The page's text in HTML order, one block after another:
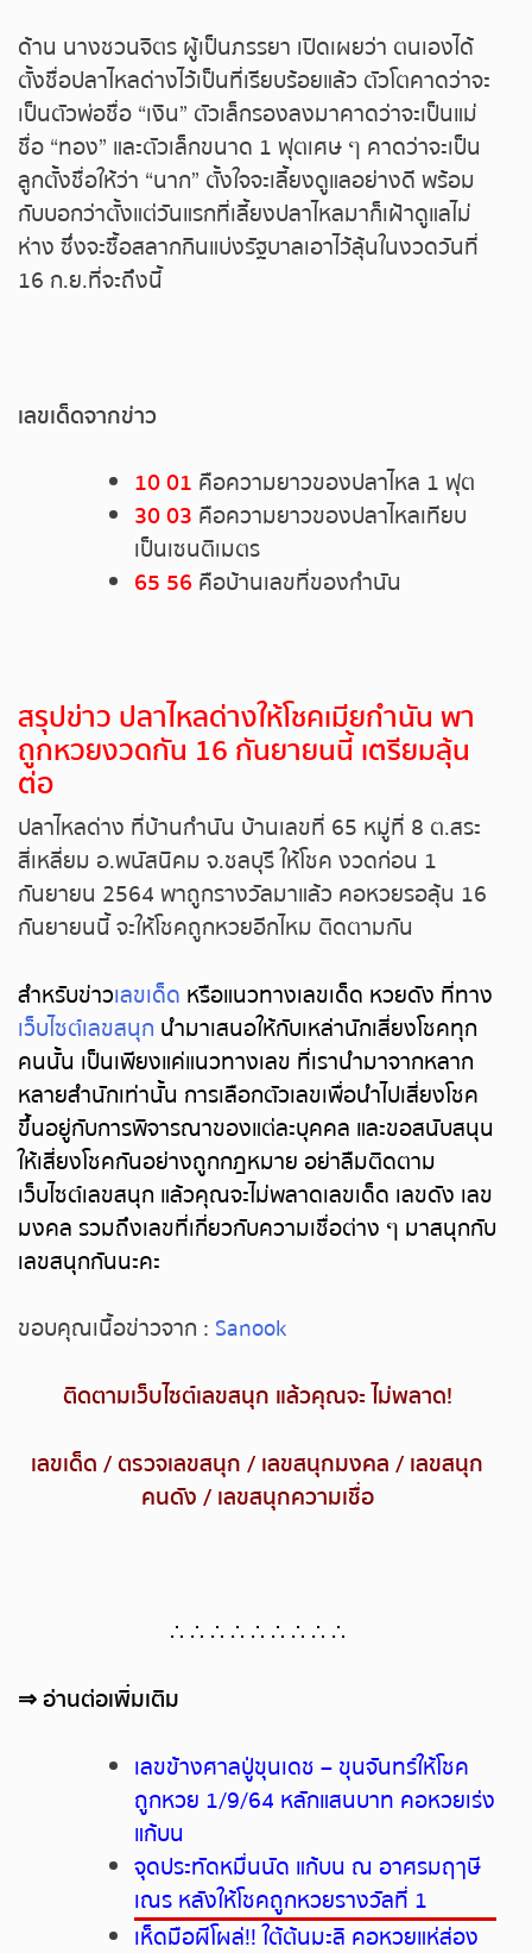
หวยหุ้นไต้หวัน
หวยหุ้นสิงคโปร์
หวยหุ้นอิยิป
หวยหุ้นเยอรมัน
หวยหุ้นรัสเซีย
หวยหุ้นดาวโจนส์
ด้าน นางชวนจิตร ผู้เป็นภรรยา เปิดเผยว่า ตนเองได้
ตั้งชื่อปลาไหลด่างไว้เป็นที่เรียบร้อยแล้ว ตัวโตคาดว่าจะ
เป็นตัวพ่อชื่อ “เงิน” ตัวเล็กรองลงมาคาดว่าจะเป็นแม่
ชื่อ “ทอง” และตัวเล็กขนาด 1 ฟุตเศษ ๆ คาดว่าจะเป็น
ลูกตั้งชื่อให้ว่า “นาก” ตั้งใจจะเลี้ยงดูแลอย่างดี พร้อม
กับบอกว่าตั้งแต่วันแรกที่เลี้ยงปลาไหลมาก็เฝ้าดูแลไม่
ห่าง ซึ่งจะซื้อสลากกินแบ่งรัฐบาลเอาไว้ลุ้นในงวดวันที่
16 ก.ย.ที่จะถึงนี้
เลขเด็ดจากข่าว
10 01 คือความยาวของปลาไหล 1 ฟุต
30 03 คือความยาวของปลาไหลเทียบ
เป็นเซนติเมตร
65 56คือบ้านเลขที่ของกำนัน
สรุปข่าว ปลาไหลด่างให้โชคเมียกำนัน พา
ถูกหวยงวดกัน 16 กันยายนนี้ เตรียมลุ้น
ต่อ
ปลาไหลด่าง ที่บ้านกำนัน บ้านเลขที่ 65 หมู่ที่ 8 ต.สระ
สี่เหลี่ยม อ.พนัสนิคม จ.ชลบุรี ให้โชค งวดก่อน 1
กันยายน 2564 พาถูกรางวัลมาแล้ว คอหวยรอลุ้น 16
กันยายนนี้ จะให้โชคถูกหวยอีกไหม ติดตามกัน
สำหรับข่าวเลขเด็ด หรือแนวทางเลขเด็ด หวยดัง ที่ทาง
เว็บไซต์เลขสนุก นำมาเสนอให้กับเหล่านักเสี่ยงโชคทุก
คนนั้น เป็นเพียงแค่แนวทางเลข ที่เรานำมาจากหลาก
หลายสำนักเท่านั้น การเลือกตัวเลขเพื่อนำไปเสี่ยงโชค
ขึ้นอยู่กับการพิจารณาของแต่ละบุคคล และขอสนับสนุน
ให้เสี่ยงโชคกันอย่างถูกกฎหมาย อย่าลืมติดตาม
เว็บไซต์เลขสนุก แล้วคุณจะไม่พลาดเลขเด็ด เลขดัง เลข
มงคล รวมถึงเลขที่เกี่ยวกับความเชื่อต่าง ๆ มาสนุกกับ
เลขสนุกกันนะคะ
ขอบคุณเนื้อข่าวจาก : Sanook
ติดตามเว็บไซต์เลขสนุก แล้วคุณจะ ไม่พลาด!
เลขเด็ด /ตรวจเลขสนุก / เลขสนุกมงคล / เลขสนุก
คนดัง / เลขสนุกความเชื่อ
∴ ∴ ∴ ∴ ∴ ∴ ∴ ∴ ∴
⇒อ่านต่อเพิ่มเติม
เลขข้างศาลปู่ขุนเดช – ขุนจันทร์ให้โชค
ถูกหวย 1/9/64 หลักแสนบาท คอหวยเร่ง
แก้บน
จุดประทัดหมื่นนัด แก้บน ณ อาศรมฤๅษี
เณร หลังให้โชคถูกหวยรางวัลที่ 1
เห็ดมือผีโผล่!! ใต้ต้นมะลิ คอหวยแห่ส่อง